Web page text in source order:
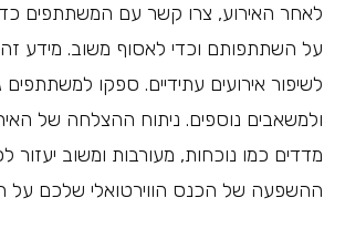
לאחר האירוע, צרו קשר עם המשתתפים
על השתתפותם וכדי לאסוף משוב. מידע זה
לשיפור אירועים עתידיים. ספקו
ולמשאבים נוספים. ניתוח ההצלחה של
מדדים כמו נוכחות, מעורבות ומשוב יעזור
ההשפעה של הכנס הווירטואלי שלכם על